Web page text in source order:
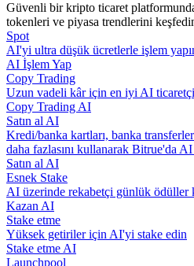
Rehber
Vadeli İşlemler Başlangıç
Ticaret stratejileri
Güvenli bir kripto ticaret
tokenleri ve piyasa trendlerini
Spot
AI'yi ultra düşük ücretlerle işlem
AI İşlem Yap
Copy Trading
Uzun vadeli kâr için en iyi AI
Copy Trading AI
Satın al AI
Kredi/banka kartları, banka
daha fazlasını kullanarak Bitrue'da AI
Satın al AI
Esnek Stake
AI üzerinde rekabetçi günlük ödüller
Kazan AI
Stake etme
Yüksek getiriler için AI'yi stake edin
Stake etme AI
Launchpool